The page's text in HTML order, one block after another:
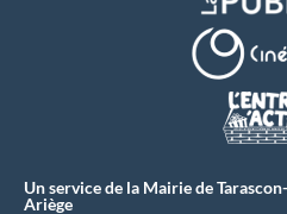
Un service de la Mairie de
Ariège